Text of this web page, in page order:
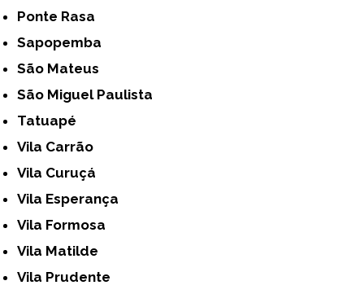
Ponte Rasa
Sapopemba
São Mateus
São Miguel Paulista
Tatuapé
Vila Carrão
Vila Curuçá
Vila Esperança
Vila Formosa
Vila Matilde
Vila Prudente